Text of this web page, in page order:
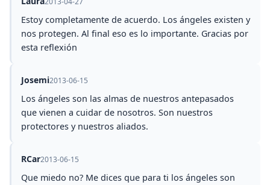
Estoy completamente de acuerdo. Los ángeles existen y
nos protegen. Al final eso es lo importante. Gracias por
esta reflexión
Josemi2013-06-15
Los ángeles son las almas de nuestros antepasados
que vienen a cuidar de nosotros. Son nuestros
protectores y nuestros aliados.
RCar2013-06-15
Que miedo no? Me dices que para ti los ángeles son